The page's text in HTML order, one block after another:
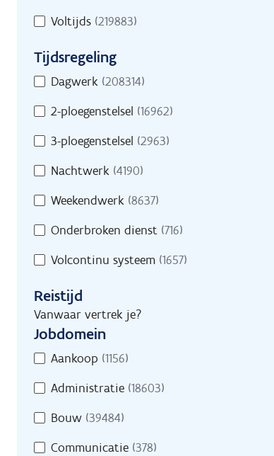
Deeltijds
Voltijds (219883)
Tijdsregeling
Tijdsregeling
Dagwerk (208314)
2-ploegenstelsel (16962)
3-ploegenstelsel (2963)
Nachtwerk (4190)
Weekendwerk (8637)
Onderbroken dienst (716)
Volcontinu systeem (1657)
Reistijd
Vanwaar vertrek je?
Jobdomein
Jobdomein
Aankoop (1156)
Administratie (18603)
Bouw (39484)
Communicatie (378)